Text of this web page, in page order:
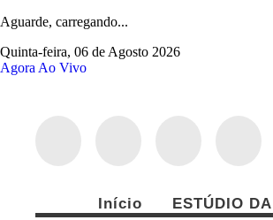
Aguarde, carregando...
Quinta-feira, 06 de Agosto 2026
Agora Ao Vivo
Início ESTÚDIO